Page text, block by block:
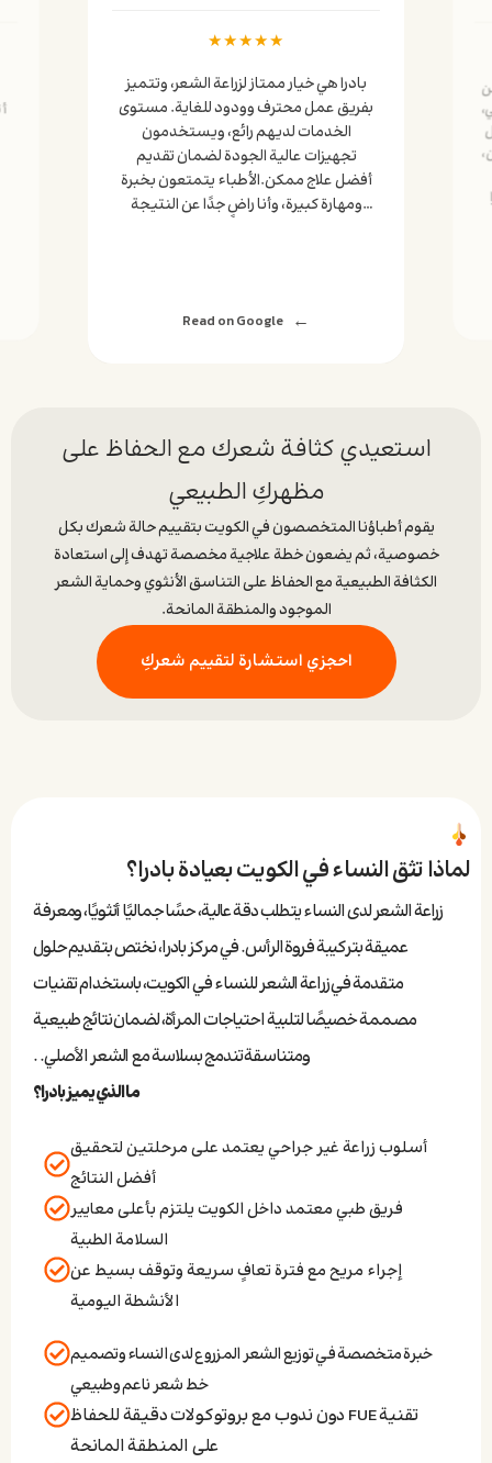
★★★★★
بادرا هي خيار ممتاز لزراعة الشعر، وتتميز
بفريق عمل محترف وودود للغاية. مستوى
الخدمات لديهم رائع، ويستخدمون
تجهيزات عالية الجودة لضمان تقديم
أفضل علاج ممكن.الأطباء يتمتعون بخبرة
ومهارة كبيرة، وأنا راضٍ جدًا عن النتيجة
Read on Google
استعيدي كثافة شعرك مع الحفاظ على
مظهركِ الطبيعي
يقوم أطباؤنا المتخصصون في الكويت بتقييم حالة شعرك بكل
خصوصية، ثم يضعون خطة علاجية مخصصة تهدف إلى استعادة
الكثافة الطبيعية مع الحفاظ على التناسق الأنثوي وحماية الشعر
الموجود والمنطقة المانحة.
احجزي استشارة لتقييم شعركِ
لماذا تثق النساء في الكويت بعيادة بادرا؟
زراعة الشعر لدى النساء يتطلب دقة عالية، حسًا جماليًا أنثويًا، ومعرفة
عميقة بتركيبة فروة الرأس. في مركز بادرا، نختص بتقديم حلول
متقدمة في زراعة الشعر للنساء في الكويت، باستخدام تقنيات
مصممة خصيصًا لتلبية احتياجات المرأة، لضمان نتائج طبيعية
ومتناسقة تندمج بسلاسة مع الشعر الأصلي. .
ما الذي يميز بادرا؟
أسلوب زراعة غير جراحي يعتمد على مرحلتين لتحقيق
أفضل النتائج
فريق طبي معتمد داخل الكويت يلتزم بأعلى معايير
السلامة الطبية
إجراء مريح مع فترة تعافٍ سريعة وتوقف بسيط عن
الأنشطة اليومية
خبرة متخصصة في توزيع الشعر المزروع لدى النساء وتصميم
خط شعر ناعم وطبيعي
تقنية FUE دون ندوب مع بروتوكولات دقيقة للحفاظ
على المنطقة المانحة